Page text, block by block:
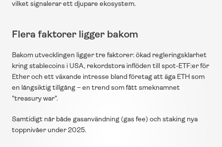
vilket signalerar ett djupare ekosystem.
Flera faktorer ligger bakom
Bakom utvecklingen ligger tre faktorer: ökad regleringsklarhet
kring stablecoins i USA, rekordstora inflöden till spot-ETF:er för
Ether och ett växande intresse bland företag att äga ETH som
en långsiktig tillgång – en trend som fått smeknamnet
"treasury war".
Samtidigt når både gasanvändning (gas fee) och staking nya
toppnivåer under 2025.